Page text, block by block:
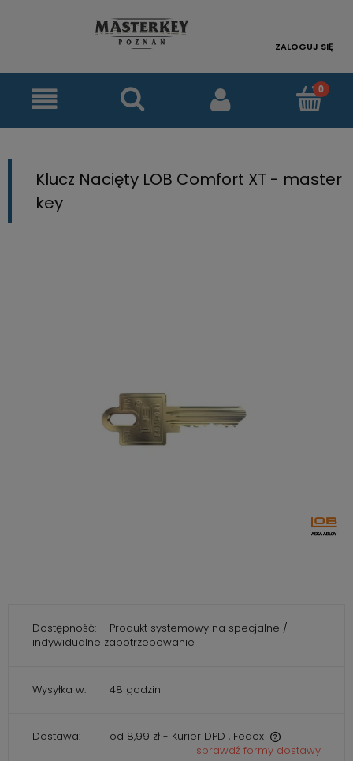
ZALOGUJ SIĘ
Klucz Nacięty LOB Comfort XT - master
key
Dostępność:
Produkt systemowy na specjalne /
indywidualne zapotrzebowanie
Wysyłka w: 48 godzin
Dostawa: od 8,99 zł - Kurier DPD , Fedex
Cena nie zawiera ewentualnych kosztów płatności
sprawdź formy dostawy